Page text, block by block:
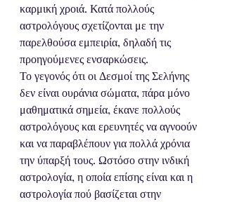
καρμική χροιά. Κατά πολλούς
αστρολόγους σχετίζονται με την
παρελθούσα εμπειρία, δηλαδή τις
προηγούμενες ενσαρκώσεις.
Το γεγονός ότι οι Δεσμοί της Σελήνης
δεν είναι ουράνια σώματα, πάρα μόνο
μαθηματικά σημεία, έκανε πολλούς
αστρολόγους και ερευνητές να αγνοούν
και να παραβλέπουν για πολλά χρόνια
την ύπαρξή τους. Ωστόσο στην ινδική
αστρολογία, η οποία επίσης είναι και η
αστρολογία πού βασίζεται στην